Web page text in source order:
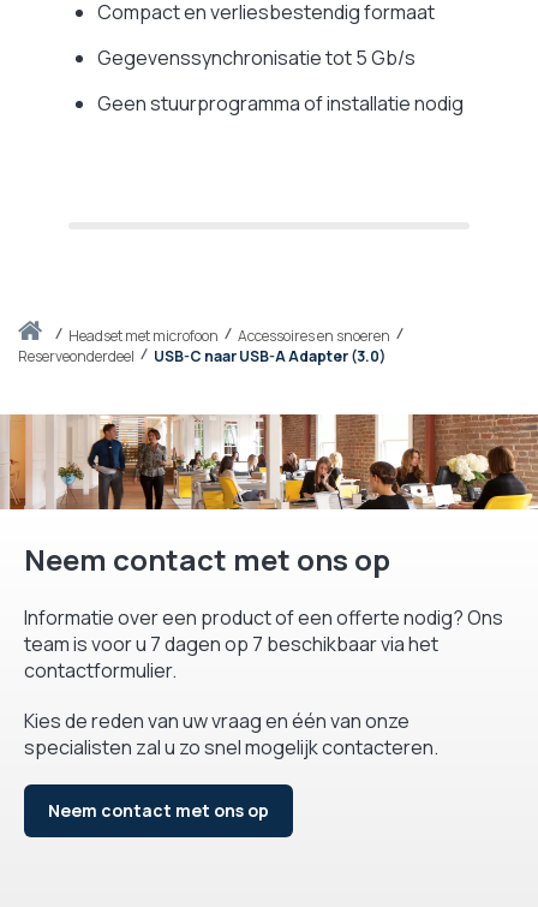
Thuisheadset met microfoon
Accessoires en snoeren
Reserveonderdeel
USB-C naar USB-A Adapter (3.0)
Compact en verliesbestendig formaat
Gegevenssynchronisatie tot 5 Gb/s
Geen stuurprogramma of installatie nodig
Neem contact met ons op
Informatie over een product of een offerte nodig? Ons
team is voor u 7 dagen op 7 beschikbaar via het
contactformulier.
Kies de reden van uw vraag en één van onze
specialisten zal u zo snel mogelijk contacteren.
Neem contact met ons op